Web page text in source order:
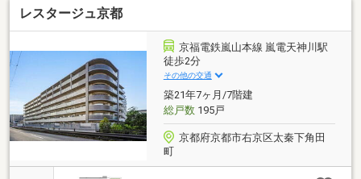
レスタージュ京都
京福電鉄嵐山本線 嵐電天神川駅
徒歩2分
その他の交通
築21年7ヶ月/7階建
総戸数195戸
京都府京都市右京区太秦下角田
町